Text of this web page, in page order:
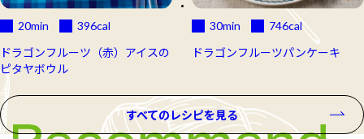
20min 396cal
ドラゴンフルーツ（赤）アイスの
ピタヤボウル
30min 746cal
ドラゴンフルーツパンケーキ
すべてのレシピを見る